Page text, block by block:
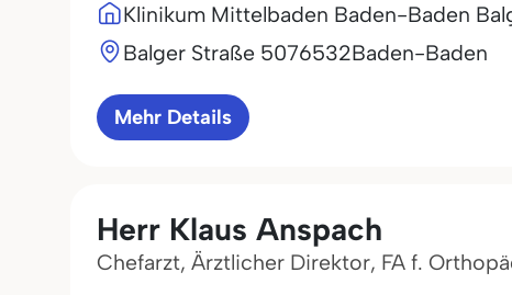
Klinikum Mittelbaden Baden-Baden
Balger Straße 5076532Baden-Baden
Mehr Details
Herr Klaus Anspach
Chefarzt, Ärztlicher Direktor, FA f.